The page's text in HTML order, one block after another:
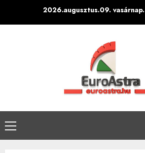
2026.augusztus.09. vasárnap.
Primary
Menu